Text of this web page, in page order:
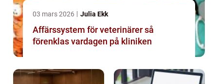
03 mars 2026 Julia Ekk
Affärssystem för veterinärer så
förenklas vardagen på kliniken